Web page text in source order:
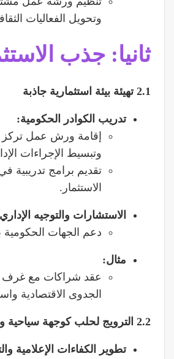
وتحويل الفعاليات
ثانيا: جذب
2.1 تهيئة بيئة استثمارية جاذبة
تدريب الكوادر الحكومية:
إقامة ورش عمل تركز
وتبسيط الإجراءات
تقديم برامج تدريبية
الاستثمار.
الاستشارات والتوجيه الإداري
دعم الجهات الحكومية
مثال:
عقد شراكات مع غرف
الجدوى الاقتصادية
2.2 الترويج لحلب كوجهة سياحية
تطوير الكفاءات الإعلامية